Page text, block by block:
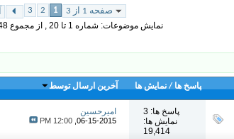
صفحه 1 از 3 1
2
3
نمایش موضوعات: شماره 1 تا 20 , از مجموع ‍48 موضوع
پاسخ ها / نمایش ها آخرین ارسال توسط
پاسخ ها: 3
نمایش ها:
19,414
امیرحسین
06-15-2015,
12:00 PM